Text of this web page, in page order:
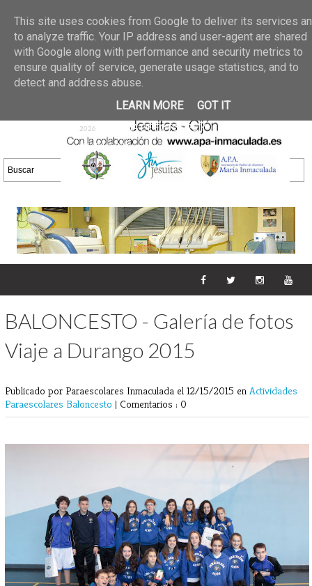
02 jun 2026
GALERIA DE FOTOS
30/05/2026
25 may 2026
GALERIA
DE FOTOS 23/05/2026
20 may
2026
GALERIA DE FOTOS
16/05/2026
DE FOTOS 09/05/2026
28 abr
2026
GALERIA DE FOTOS 25 Y
26/04/2026
BALONCESTO - Galería de fotos
Viaje a Durango 2015
Publicado por Paraescolares Inmaculada el 12/15/2015 en Actividades
Paraescolares Baloncesto | Comentarios : 0
This site uses cookies from Google to deliver its services
to analyze traffic. Your IP address and user-agent are shared
with Google along with performance and security metrics to
ensure quality of service, generate usage statistics, and to
detect and address abuse.
LEARN MORE
GOT IT